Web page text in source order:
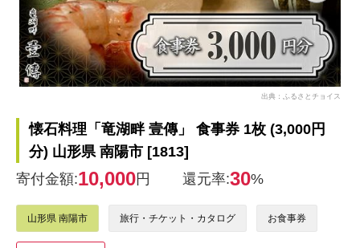
出典：ふるさとチョイス
懐石料理「竜湖畔 壹傳」 食事券 1枚 (3,000円
分) 山形県 南陽市 [1813]
寄付金額:10,000円 還元率:30%
山形県 南陽市 旅行・チケット・カタログ お食事券